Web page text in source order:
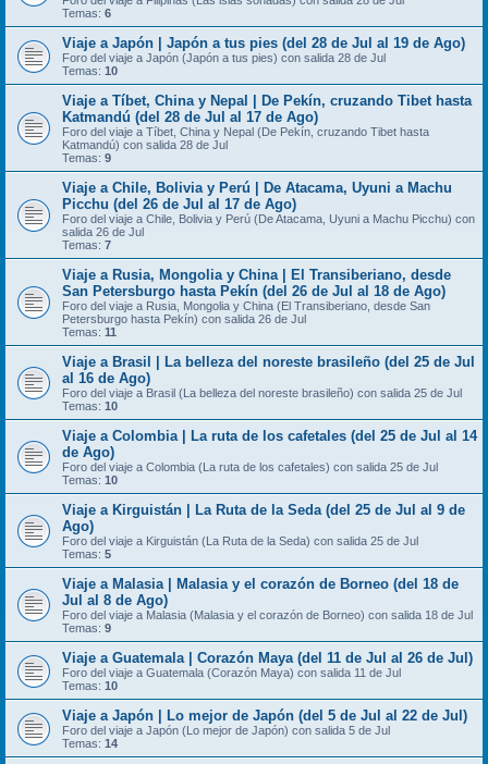
Temas: 6
Viaje a Japón | Japón a tus pies (del 28 de Jul al 19 de Ago)
Foro del viaje a Japón (Japón a tus pies) con salida 28 de Jul
Temas: 10
Viaje a Tíbet, China y Nepal | De Pekín, cruzando Tibet hasta
Katmandú (del 28 de Jul al 17 de Ago)
Foro del viaje a Tíbet, China y Nepal (De Pekín, cruzando Tibet hasta
Katmandú) con salida 28 de Jul
Temas: 9
Viaje a Chile, Bolivia y Perú | De Atacama, Uyuni a Machu
Picchu (del 26 de Jul al 17 de Ago)
Foro del viaje a Chile, Bolivia y Perú (De Atacama, Uyuni a Machu Picchu) con
salida 26 de Jul
Temas: 7
Viaje a Rusia, Mongolia y China | El Transiberiano, desde
San Petersburgo hasta Pekín (del 26 de Jul al 18 de Ago)
Foro del viaje a Rusia, Mongolia y China (El Transiberiano, desde San
Petersburgo hasta Pekín) con salida 26 de Jul
Temas: 11
Viaje a Brasil | La belleza del noreste brasileño (del 25 de Jul
al 16 de Ago)
Foro del viaje a Brasil (La belleza del noreste brasileño) con salida 25 de Jul
Temas: 10
Viaje a Colombia | La ruta de los cafetales (del 25 de Jul al 14
de Ago)
Foro del viaje a Colombia (La ruta de los cafetales) con salida 25 de Jul
Temas: 10
Viaje a Kirguistán | La Ruta de la Seda (del 25 de Jul al 9 de
Ago)
Foro del viaje a Kirguistán (La Ruta de la Seda) con salida 25 de Jul
Temas: 5
Viaje a Malasia | Malasia y el corazón de Borneo (del 18 de
Jul al 8 de Ago)
Foro del viaje a Malasia (Malasia y el corazón de Borneo) con salida 18 de Jul
Temas: 9
Viaje a Guatemala | Corazón Maya (del 11 de Jul al 26 de Jul)
Foro del viaje a Guatemala (Corazón Maya) con salida 11 de Jul
Temas: 10
Viaje a Japón | Lo mejor de Japón (del 5 de Jul al 22 de Jul)
Foro del viaje a Japón (Lo mejor de Japón) con salida 5 de Jul
Temas: 14